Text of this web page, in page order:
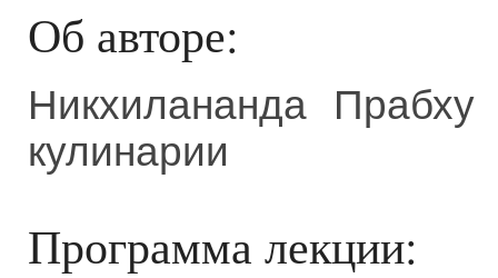
Об авторе:
Никхилананда Прабху
кулинарии
Программа лекции: